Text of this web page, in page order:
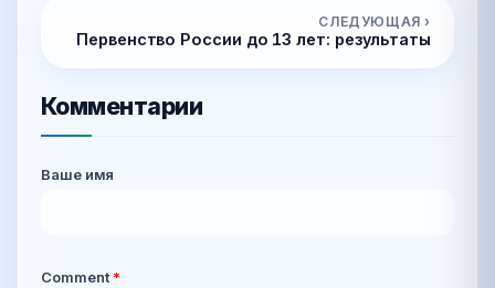
СЛЕДУЮЩАЯ ›
Первенство России до 13 лет: результаты
Комментарии
Ваше имя
Comment *